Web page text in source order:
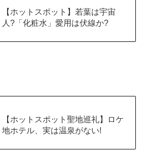
【ホットスポット】若葉は宇宙
人?「化粧水」愛用は伏線か?
【ホットスポット聖地巡礼】ロケ
地ホテル、実は温泉がない!